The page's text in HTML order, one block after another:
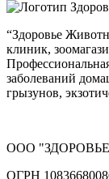
“Здоровье
клиник,
заболеваний
грызунов,
ООО
ОГРН